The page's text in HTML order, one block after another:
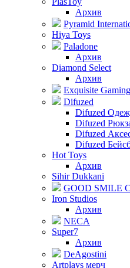
Архив
Pyramid
Hiya Toys
Paladone
Архив
Diamond Select
Архив
Exquisite Gaming
Difuzed
Difuzed
Difuzed
Difuzed
Difuzed
Hot Toys
Архив
Sihir Dukkani
GOOD SMILE
Iron Studios
Архив
NECA
Super7
Архив
DeAgostini
Artplays мерч